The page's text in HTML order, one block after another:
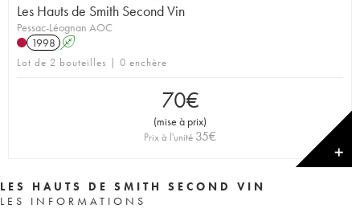
Les Hauts de Smith Second Vin
Pessac-Léognan AOC
1998 A
Lot de 2 bouteilles | 0 enchère
70€
(mise à prix)
Prix à l'unité 35€
✕
LES HAUTS DE SMITH SECOND VIN
LES INFORMATIONS